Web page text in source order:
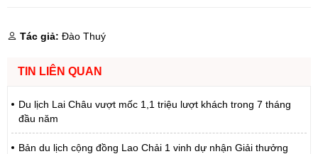
Tác giả: Đào Thuý
TIN LIÊN QUAN
Du lịch Lai Châu vượt mốc 1,1 triệu lượt khách trong 7 tháng
đầu năm
Bản du lịch cộng đồng Lao Chải 1 vinh dự nhận Giải thưởng